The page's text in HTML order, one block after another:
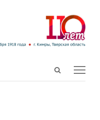
Open